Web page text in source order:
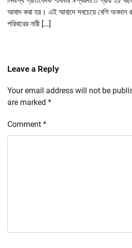
আবাদ করা হয়। এই আবাদে সবচেয়ে বেশি অবদান
পরিবারের নারী […]
Leave a Reply
Your email address will not be
are marked *
Comment *